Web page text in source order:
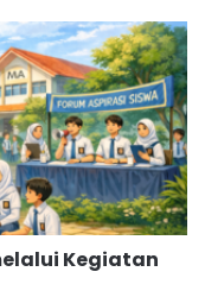
Kegiatan